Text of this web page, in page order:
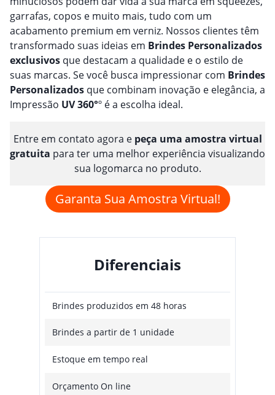
garrafas, copos e muito mais, tudo com um
acabamento premium em verniz. Nossos clientes têm
transformado suas ideias em Brindes Personalizados
exclusivos que destacam a qualidade e o estilo de
suas marcas. Se você busca impressionar com Brindes
Personalizados que combinam inovação e elegância, a
Impressão UV 360°º é a escolha ideal.
Entre em contato agora e peça uma amostra virtual
gratuita para ter uma melhor experiência visualizando
sua logomarca no produto.
Garanta Sua Amostra Virtual!
Diferenciais
Brindes produzidos em 48 horas
Brindes a partir de 1 unidade
Estoque em tempo real
Orçamento On line